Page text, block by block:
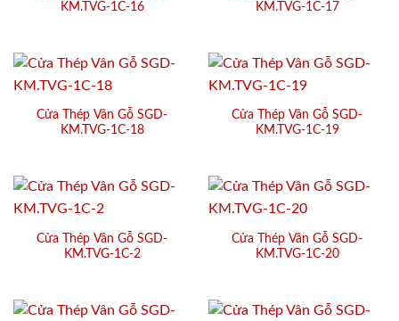
KM.TVG-1C-16
KM.TVG-1C-17
Cửa Thép Vân Gỗ SGD-
KM.TVG-1C-18
Cửa Thép Vân Gỗ SGD-
KM.TVG-1C-19
Cửa Thép Vân Gỗ SGD-
KM.TVG-1C-2
Cửa Thép Vân Gỗ SGD-
KM.TVG-1C-20